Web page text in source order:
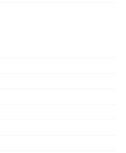
calendario Marzo 2022
“Estado, política y
siglos XIX-XX”